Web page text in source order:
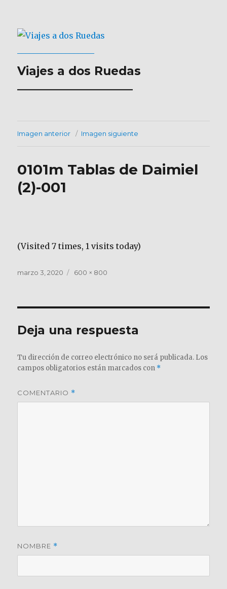
Viajes a dos Ruedas
___________________
Imagen anterior Imagen siguiente
0101m Tablas de Daimiel
(2)-001
(Visited 7 times, 1 visits today)
Publicado
marzo 3, 2020
Tamaño
600 × 800
Deja una respuesta
Tu dirección de correo electrónico no será publicada. Los
campos obligatorios están marcados con *
COMENTARIO *
NOMBRE *